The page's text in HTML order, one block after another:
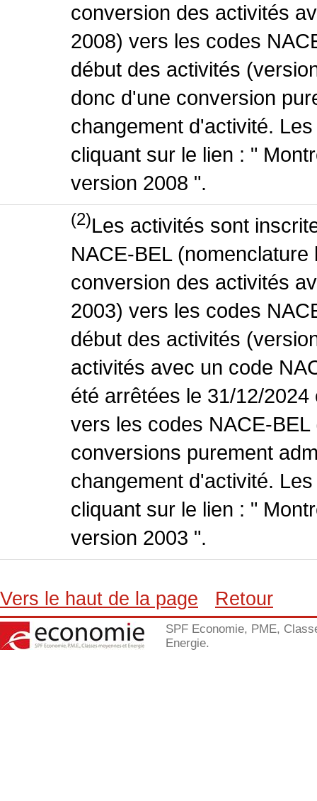
conversion des activités
2008) vers les codes
début des activités
donc d'une conversion
changement d'activité.
cliquant sur le lien : "
version 2008 ".
(2)Les activités sont
NACE-BEL
conversion des activités
2003) vers les codes
début des activités
activités avec un code
été arrêtées le 31/12/
vers les codes NACE-
conversions purement
changement d'activité.
cliquant sur le lien : "
version 2003 ".
Vers le haut de la page Retour
SPF Economie, PME,
Energie.